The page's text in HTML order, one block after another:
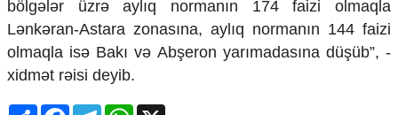
COP29
Cəmiyyət
Crossmedia.az - 1 yaş
bölgələr üzrə aylıq normanın 174 faizi olmaqla
Lənkəran-Astara zonasına, aylıq normanın 144 faizi
olmaqla isə Bakı və Abşeron yarımadasına düşüb”, -
xidmət rəisi deyib.